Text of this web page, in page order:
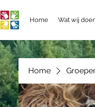
Home Wat wij
Home